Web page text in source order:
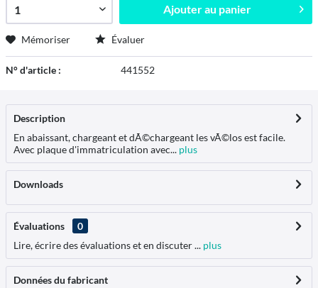
Ajouter au panier
Mémoriser Évaluer
N° d'article : 441552
Description
En abaissant, chargeant et dÃ©chargeant les vÃ©los est facile.
Avec plaque d'immatriculation avec... plus
Downloads
Évaluations
0
Lire, écrire des évaluations et en discuter ... plus
Données du fabricant